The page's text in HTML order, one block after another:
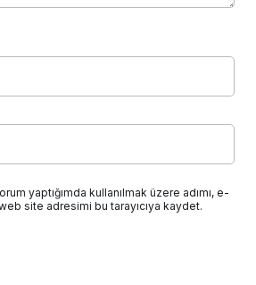
yaptığımda kullanılmak üzere adımı, e-
site adresimi bu tarayıcıya kaydet.